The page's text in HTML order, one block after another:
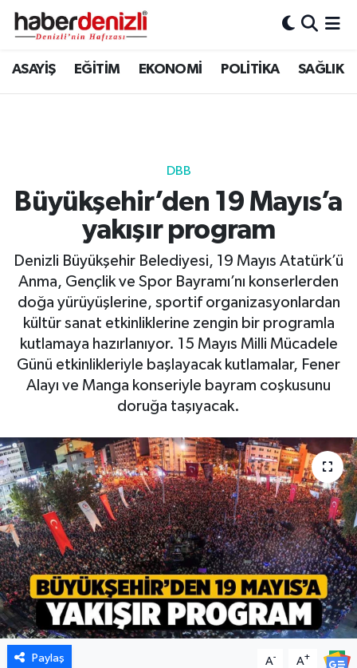
ASAYİŞ EĞİTİM EKONOMİ POLİTİKA SAĞLIK
DBB
Büyükşehir’den 19 Mayıs’a
yakışır program
Denizli Büyükşehir Belediyesi, 19 Mayıs Atatürk’ü
Anma, Gençlik ve Spor Bayramı’nı konserlerden
doğa yürüyüşlerine, sportif organizasyonlardan
kültür sanat etkinliklerine zengin bir programla
kutlamaya hazırlanıyor. 15 Mayıs Milli Mücadele
Günü etkinlikleriyle başlayacak kutlamalar, Fener
Alayı ve Manga konseriyle bayram coşkusunu
doruğa taşıyacak.
Paylaş A- A+
Denizli Nöbetçi Eczaneler
Tüm Manşetler
Son Dakika Haberleri
Haber Arşivi